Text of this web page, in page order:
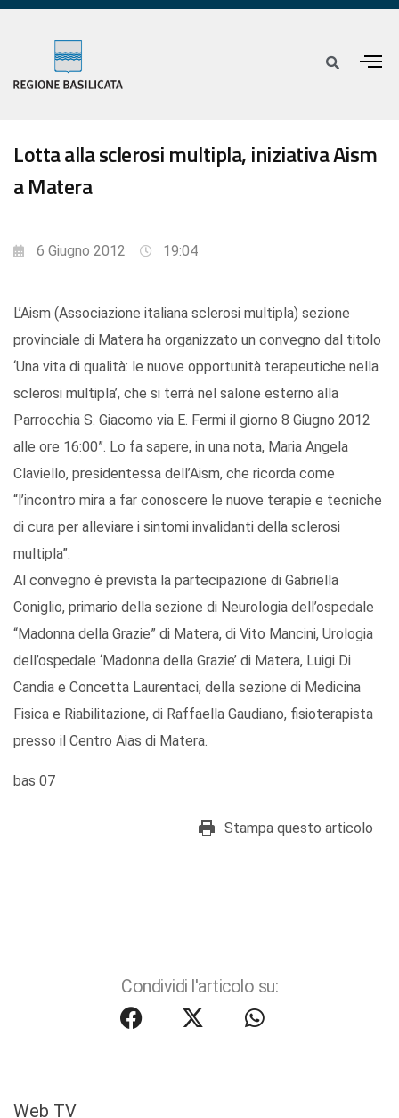
Lotta alla sclerosi multipla, iniziativa Aism
a Matera
6 Giugno 2012 19:04
L’Aism (Associazione italiana sclerosi multipla) sezione
provinciale di Matera ha organizzato un convegno dal titolo
‘Una vita di qualità: le nuove opportunità terapeutiche nella
sclerosi multipla’, che si terrà nel salone esterno alla
Parrocchia S. Giacomo via E. Fermi il giorno 8 Giugno 2012
alle ore 16:00”. Lo fa sapere, in una nota, Maria Angela
Claviello, presidentessa dell’Aism, che ricorda come
“l’incontro mira a far conoscere le nuove terapie e tecniche
di cura per alleviare i sintomi invalidanti della sclerosi
multipla”.
Al convegno è prevista la partecipazione di Gabriella
Coniglio, primario della sezione di Neurologia dell’ospedale
“Madonna della Grazie” di Matera, di Vito Mancini, Urologia
dell’ospedale ‘Madonna della Grazie’ di Matera, Luigi Di
Candia e Concetta Laurentaci, della sezione di Medicina
Fisica e Riabilitazione, di Raffaella Gaudiano, fisioterapista
presso il Centro Aias di Matera.
bas 07
Stampa questo articolo
Condividi l'articolo su:
Web TV